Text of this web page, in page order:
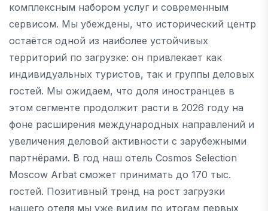
комплексным набором услуг и современным
сервисом. Мы убеждены, что исторический центр
остаётся одной из наиболее устойчивых
территорий по загрузке: он привлекает как
индивидуальных туристов, так и группы деловых
гостей. Мы ожидаем, что доля иностранцев в
этом сегменте продолжит расти в 2026 году на
фоне расширения международных направлений и
увеличения деловой активности с зарубежными
партнёрами. В год наш отель Cosmos Selection
Moscow Arbat сможет принимать до 170 тыс.
гостей. Позитивный тренд на рост загрузки
нашего отеля мы уже видим по итогам первых